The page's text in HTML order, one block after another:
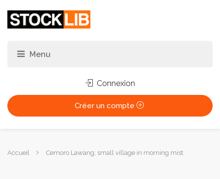
Connexion
Créer un compte
Vous
Accueil Cemoro Lawang; small village in morning mist